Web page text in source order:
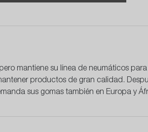
mantiene su línea de neumáticos
productos de gran calidad.
sus gomas también en Europa y